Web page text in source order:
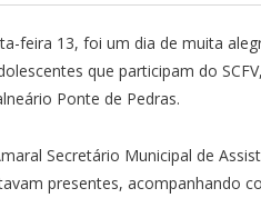
feira 13, foi um dia de muita
que participam do
Ponte de Pedras.
Secretário Municipal de
presentes, acompanhando